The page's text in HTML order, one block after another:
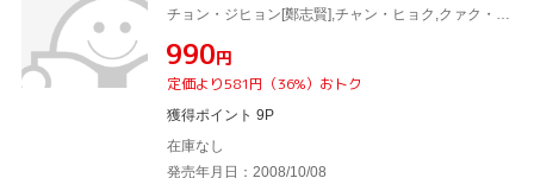
¥990円
定価より581円（36%）おトク
獲得ポイント 9P
在庫なし
発売年月日：2008/10/08